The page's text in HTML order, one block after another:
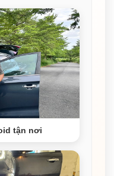
tận nơi